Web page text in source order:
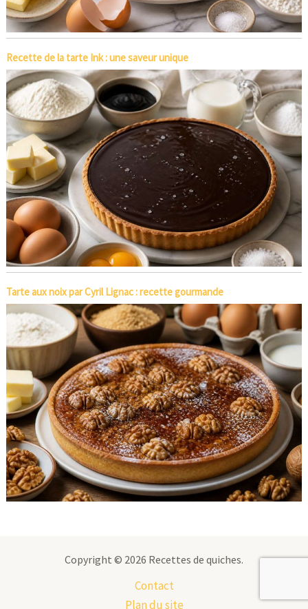
Recette de la tarte Ink : une saveur unique
Tarte aux noix par Cyril Lignac : recette gourmande
Copyright © 2026 Recettes de quiches.
Contact
Plan du site